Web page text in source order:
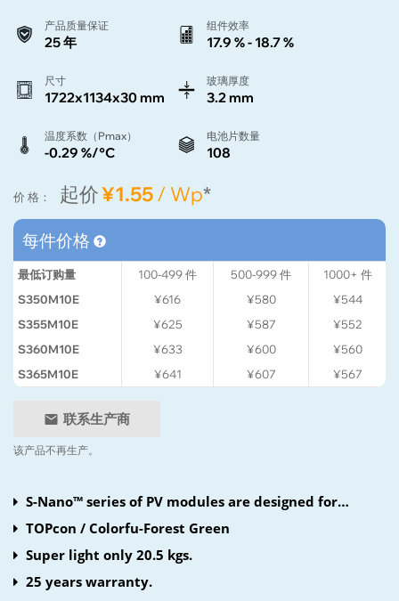
产品质量保证
25 年
组件效率
17.9 % - 18.7 %
尺寸
1722x1134x30 mm
玻璃厚度
3.2 mm
温度系数（Pmax）
-0.29 %/°C
电池片数量
108
价 格： 起价¥1.55/ Wp*
每件价格
最低订购量 100-499件 500-999件 1000+ 件
S350M10E
¥616 ¥580
¥544
S355M10E
¥625 ¥587
¥552
S360M10E
¥633 ¥600
¥560
S365M10E
¥641 ¥607 ¥567
联系生产商
该产品不再生产。
S-Nano™ series of PV modules are designed for
residential and small commercial installations with
compact sizes and aesthetic appearances.
TOPcon / Colorfu-Forest Green
Super light only 20.5 kgs.
25 years warranty.